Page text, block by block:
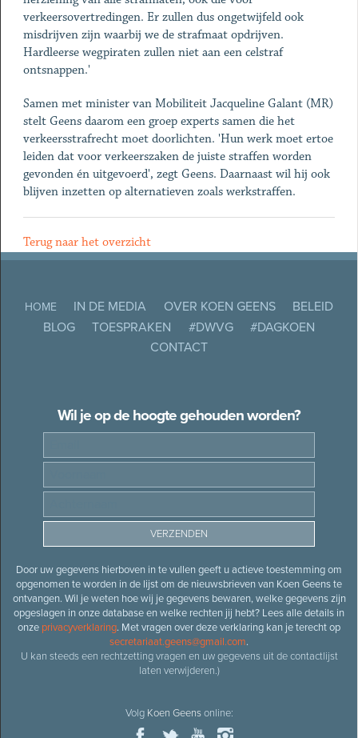
verkeersovertredingen. Er zullen dus ongetwijfeld ook
misdrijven zijn waarbij we de strafmaat opdrijven.
Hardleerse wegpiraten zullen niet aan een celstraf
ontsnappen.'
Samen met minister van Mobiliteit Jacqueline Galant (MR)
stelt Geens daarom een groep experts samen die het
verkeersstrafrecht moet doorlichten. 'Hun werk moet ertoe
leiden dat voor verkeerszaken de juiste straffen worden
gevonden én uitgevoerd', zegt Geens. Daarnaast wil hij ook
blijven inzetten op alternatieven zoals werkstraffen.
Terug naar het overzicht
HOME IN DE MEDIA OVER KOEN GEENS
BELEID
BLOG
TOESPRAKEN #DWVG
#DAGKOEN
CONTACT
Wil je op de hoogte gehouden worden?
Door uw gegevens hierboven in te vullen geeft u actieve toestemming om
opgenomen te worden in de lijst om de nieuwsbrieven van Koen Geens te
ontvangen. Wil je weten hoe wij je gegevens bewaren, welke gegevens zijn
opgeslagen in onze database en welke rechten jij hebt? Lees alle details in
onze privacyverklaring. Met vragen over deze verklaring kan je terecht op
secretariaat.geens@gmail.com.
U kan steeds een rechtzetting vragen en uw gegevens uit de contactlijst
laten verwijderen.)
Volg Koen Geensonline: